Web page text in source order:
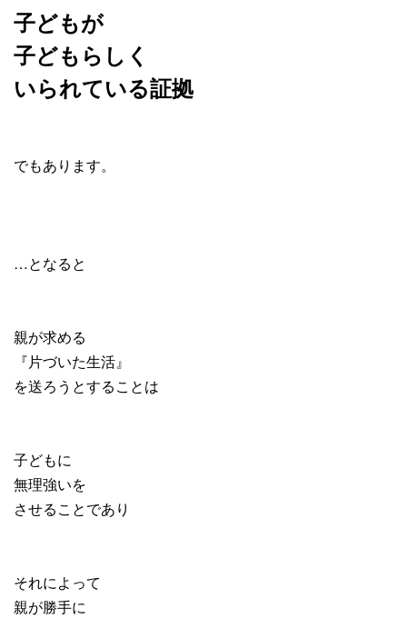
子どもが
子どもらしく
いられている証拠
でもあります。
…となると
親が求める
『片づいた生活』
を送ろうとすることは
子どもに
無理強いを
させることであり
それによって
親が勝手に